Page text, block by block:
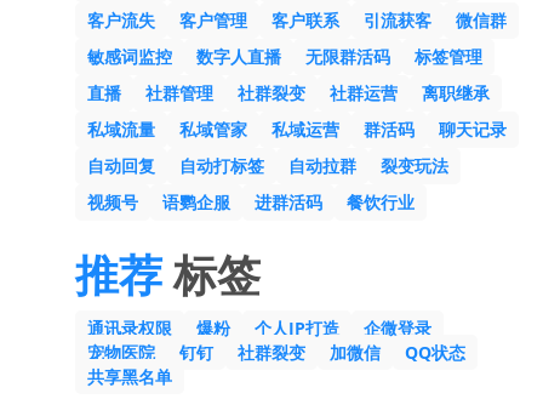
客户流失
客户管理 客户联系 引流获客
微信群
敏感词监控
数字人直播 无限群活码
标签管理
直播
社群管理 社群裂变 社群运营
离职继承
私域流量
私域管家 私域运营 群活码
聊天记录
自动回复
自动打标签 自动拉群
裂变玩法
视频号
语鹦企服 进群活码 餐饮行业
推荐标签
通讯录权限 爆粉 个人IP打造
企微登录
宠物医院
钉钉 社群裂变 加微信
QQ状态
共享黑名单